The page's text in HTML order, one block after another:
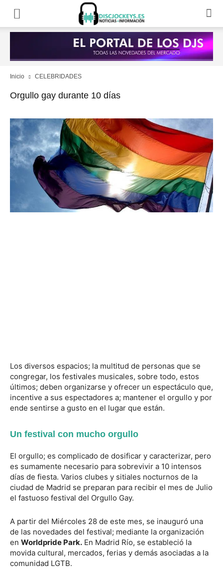
Inicio CELEBRIDADES
Orgullo gay durante 10 días
Los diversos espacios; la multitud de personas que se
congregar, los festivales musicales, sobre todo, estos
últimos; deben organizarse y ofrecer un espectáculo que,
incentive a sus espectadores a; mantener el orgullo y por
ende sentirse a gusto en el lugar que están.
Un festival con mucho orgullo
El orgullo; es complicado de dosificar y caracterizar, pero
es sumamente necesario para sobrevivir a 10 intensos
días de fiesta. Varios clubes y sitiales nocturnos de la
ciudad de Madrid se preparan para recibir el mes de Julio
el fastuoso festival del Orgullo Gay.
A partir del Miércoles 28 de este mes, se inauguró una
de las novedades del festival; mediante la organización
en Worldpride Park. En Madrid Río, se estableció la
movida cultural, mercados, ferias y demás asociadas a la
comunidad LGTB.